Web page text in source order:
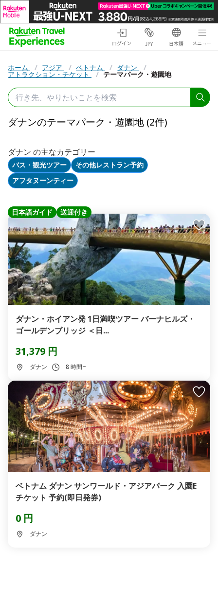
ログイン JPY 日本語 メニュー
ホーム / アジア / ベトナム / ダナン /
アトラクション・チケット / テーマパーク・遊園地
ダナンのテーマパーク・遊園地 (2件)
ダナン の主なカテゴリー
バス・観光ツアー
その他レストラン予約
アフタヌーンティー
日本語ガイド 送迎付き
ダナン・ホイアン発 1日満喫ツアー バーナヒルズ・
ゴールデンブリッジ ＜日...
31,379 円
ダナン 8 時間~
ベトナム ダナン サンワールド・アジアパーク 入園E
チケット 予約(即日発券)
0 円
ダナン